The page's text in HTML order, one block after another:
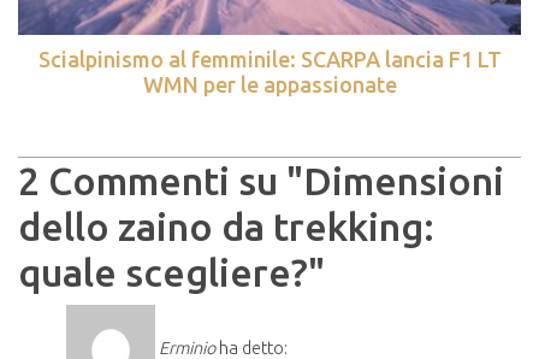
Scialpinismo al femminile: SCARPA lancia F1 LT
WMN per le appassionate
2 Commenti su "Dimensioni
dello zaino da trekking:
quale scegliere?"
Erminio ha detto: